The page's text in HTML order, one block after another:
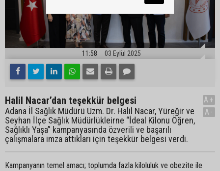
11:58 03 Eylül 2025
Halil Nacar’dan teşekkür belgesi
Adana İl Sağlık Müdürü Uzm. Dr. Halil Nacar, Yüreğir ve
Seyhan İlçe Sağlık Müdürlükleirne “İdeal Kilonu Öğren,
Sağlıklı Yaşa” kampanyasında özverili ve başarılı
çalışmalara imza attıkları için teşekkür belgesi verdi.
A+
A-
Kampanyanın temel amacı; toplumda fazla kiloluluk ve obezite ile